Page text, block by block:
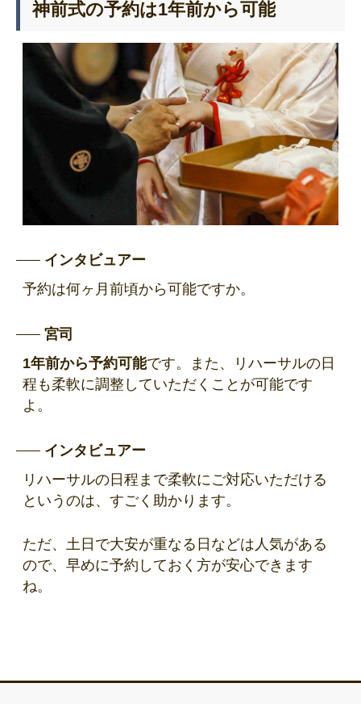
神前式の予約は1年前から可能
インタビュアー
予約は何ヶ月前頃から可能ですか。
宮司
1年前から予約可能です。また、リハーサルの日
程も柔軟に調整していただくことが可能です
よ。
インタビュアー
リハーサルの日程まで柔軟にご対応いただける
というのは、すごく助かります。
ただ、土日で大安が重なる日などは人気がある
ので、早めに予約しておく方が安心できます
ね。